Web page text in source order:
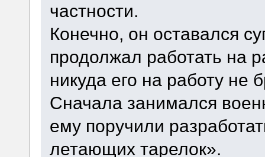
частности.
Конечно, он оставался
продолжал работать на
никуда его на работу не
Сначала занимался
ему поручили
летающих тарелок».